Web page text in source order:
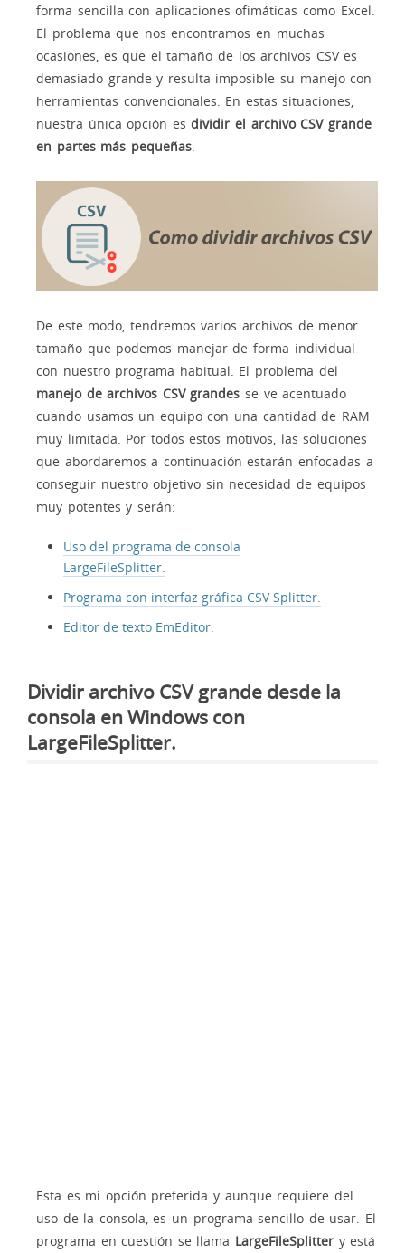
forma sencilla con aplicaciones ofimáticas como Excel.
El problema que nos encontramos en muchas
ocasiones, es que el tamaño de los archivos CSV es
demasiado grande y resulta imposible su manejo con
herramientas convencionales. En estas situaciones,
nuestra única opción esdividir el archivo CSV grande
en partes más pequeñas.
De este modo, tendremos varios archivos de menor
tamaño que podemos manejar de forma individual
con nuestro programa habitual. El problema del
manejo de archivos CSV grandes se ve acentuado
cuando usamos un equipo con una cantidad de RAM
muy limitada. Por todos estos motivos, las soluciones
que abordaremos a continuación estarán enfocadas a
conseguir nuestro objetivo sin necesidad de equipos
muy potentes y serán:
Uso del programa de consola
LargeFileSplitter.
Programa con interfaz gráfica CSV Splitter.
Editor de texto EmEditor.
Dividir archivo CSV grande desde la
consola en Windows con
LargeFileSplitter.
Esta es mi opción preferida y aunque requiere del
uso de la consola, es un programa sencillo de usar. El
programa en cuestión se llama LargeFileSplitter y está